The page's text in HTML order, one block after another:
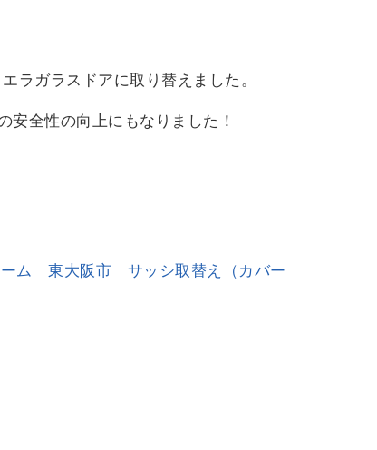
ラガラスドアに取り替えました。
安全性の向上にもなりました！
ーム 東大阪市 サッシ取替え（カバー